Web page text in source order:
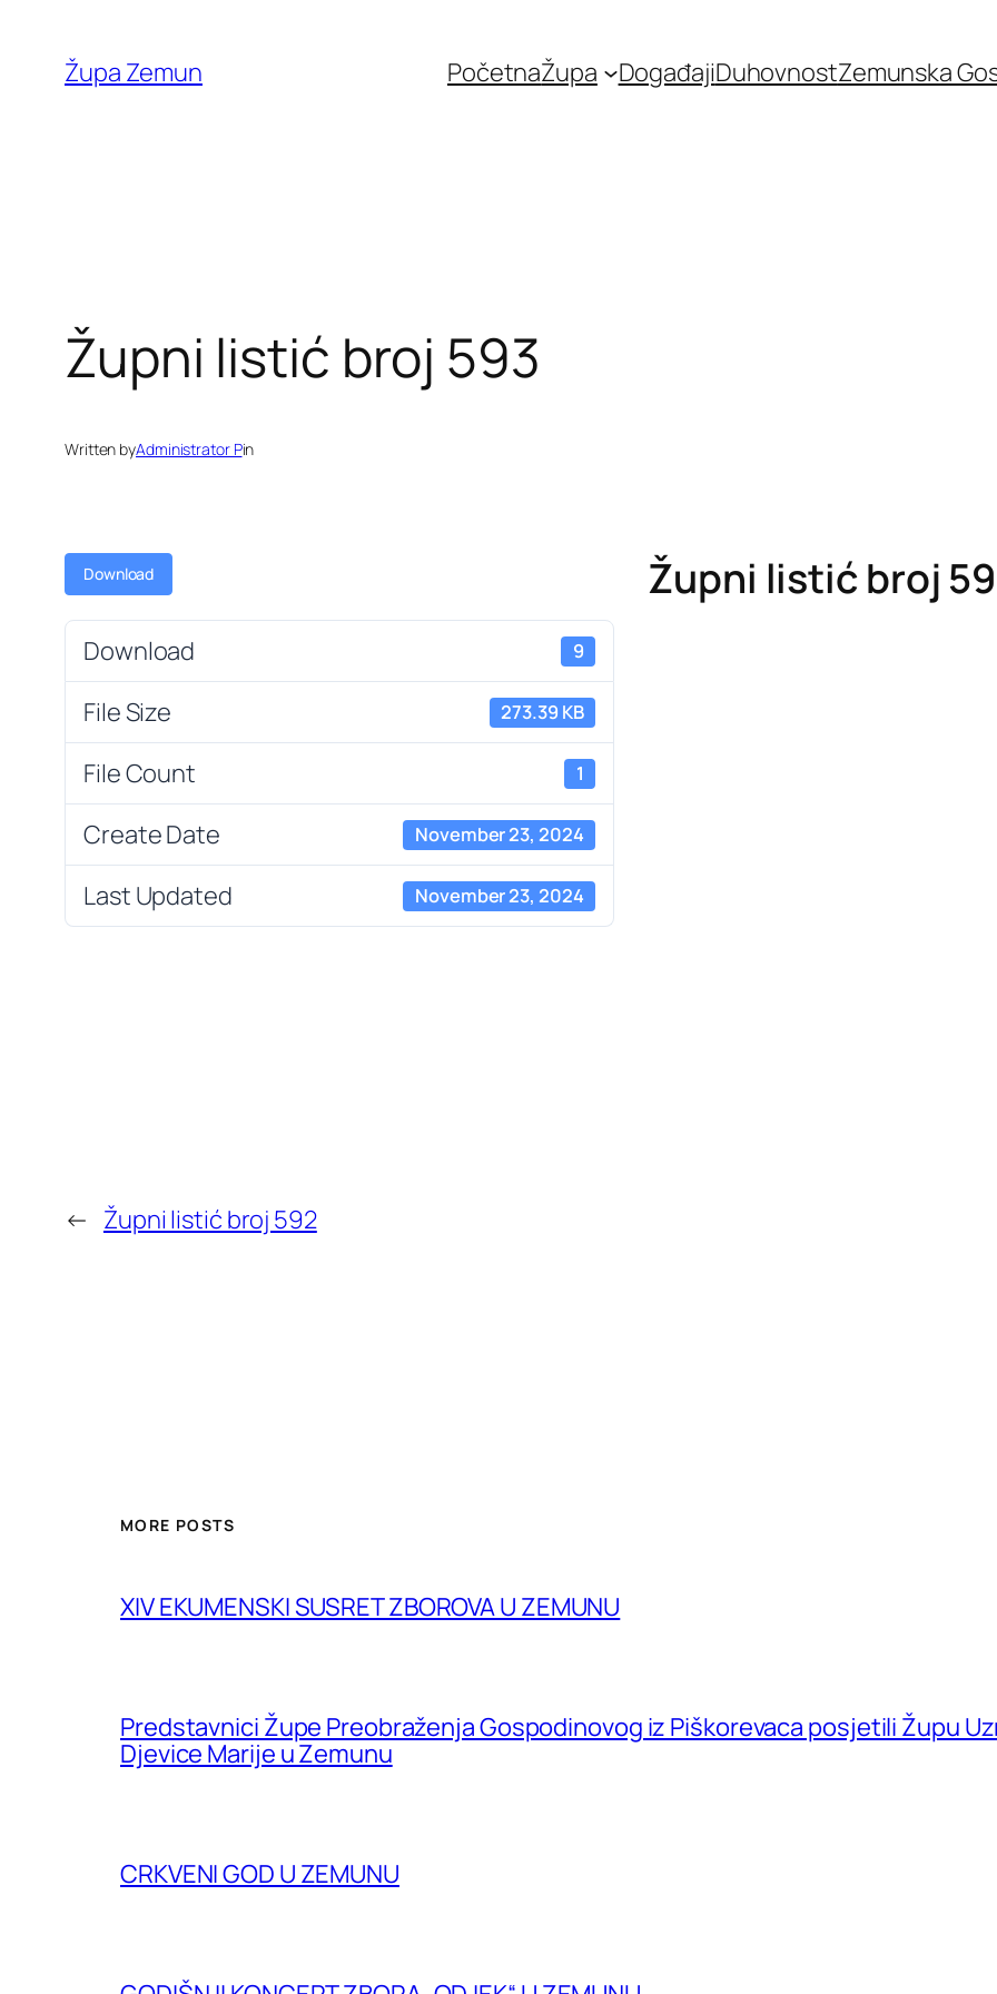
content
Župa Zemun PočetnaŽupa DogađajiDuhovnostZemunska
Župni listić broj 593
Written byAdministrator Pin
Download
Download 9
File Size 273.39 KB
File Count 1
Create Date November 23, 2024
Last Updated November 23, 2024
Župni listić broj
← Župni listić broj 592
MORE POSTS
XIV EKUMENSKI SUSRET ZBOROVA U ZEMUNU
Predstavnici Župe Preobraženja Gospodinovog iz Piškorevaca posjetili Župu
Djevice Marije u Zemunu
CRKVENI GOD U ZEMUNU